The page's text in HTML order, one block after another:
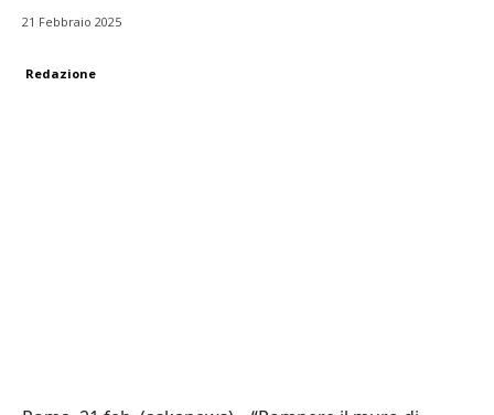
21 Febbraio 2025
Redazione